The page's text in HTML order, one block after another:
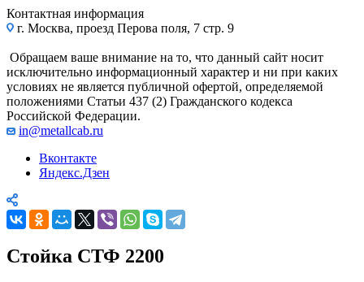
Контактная информация
г. Москва, проезд Перова поля, 7 стр. 9
Обращаем ваше внимание на то, что данный сайт носит
исключительно информационный характер и ни при каких
условиях не является публичной офертой, определяемой
положениями Статьи 437 (2) Гражданского кодекса
Российской Федерации.
in@metallcab.ru
Вконтакте
Яндекс.Дзен
Стойка СТФ 2200